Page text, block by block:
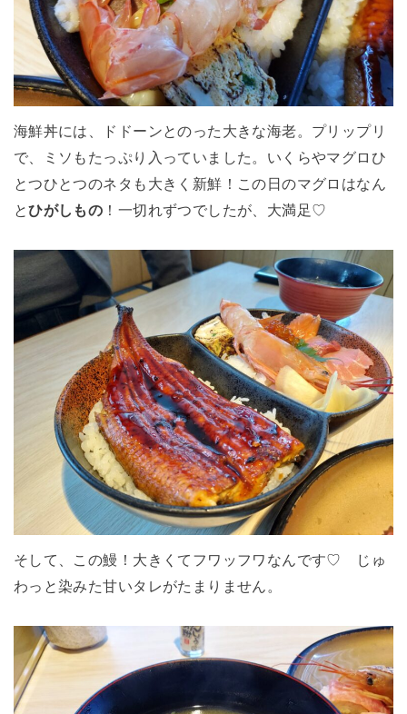
海鮮丼には、ドドーンとのった大きな海老。プリップリ
で、ミソもたっぷり入っていました。いくらやマグロひ
とつひとつのネタも大きく新鮮！この日のマグロはなん
とひがしもの ！一切れずつでしたが、大満足♡
そして、この鰻！大きくてフワッフワなんです♡ じゅ
わっと染みた甘いタレがたまりません。